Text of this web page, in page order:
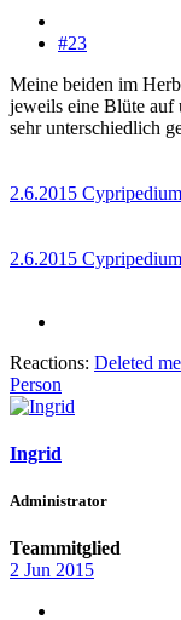
#23
Meine beiden im
jeweils eine Blüte auf
sehr unterschiedlich
2.6.2015
2.6.2015
Reactions: Deleted
Person
Ingrid
Administrator
Teammitglied
2 Jun 2015